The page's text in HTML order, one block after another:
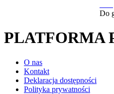
Do
PLATFORMA
O nas
Kontakt
Deklaracja dostępności
Polityka prywatności